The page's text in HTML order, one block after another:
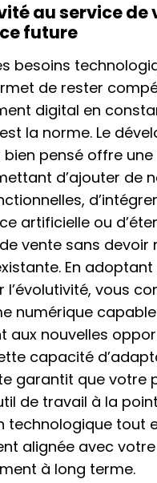
au service de
future
besoins
de rester
digital en
la norme. Le
bien pensé offre
d’ajouter de
artificielle ou
vente sans devoir
En adoptant
l’évolutivité, vous
numérique
aux nouvelles
capacité
garantit que votre
de travail à la
technologique tout
alignée avec
à long terme.